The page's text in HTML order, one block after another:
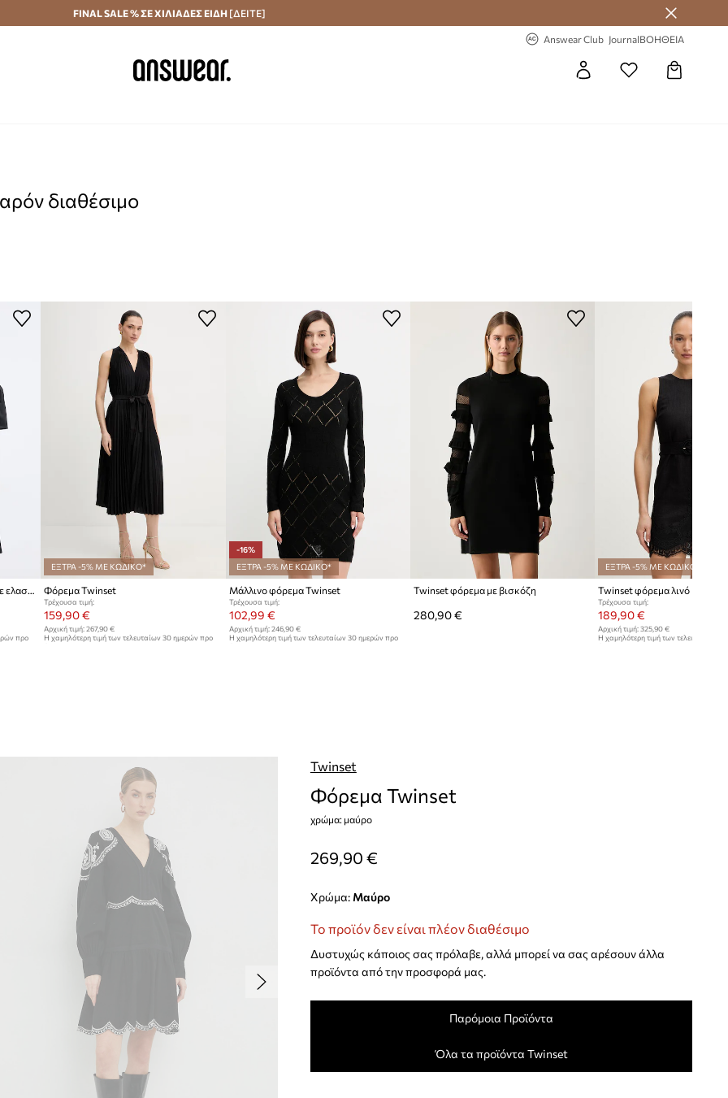
Αποστολή σε 24 ώρες Εξοικονομήστε με το Answear Club
FINAL SALE % ΣΕ ΧΙΛΙΑΔΕΣ ΕΙΔΗ [ΔΕΙΤΕ]
Answear Club JournalΒΟΗΘΕΙΑ
διαθέσιμο
Twinset Καλοκαιρινό βαμβάκι με ελαστάν
προ
ΕΞΤΡΑ -5% ΜΕ ΚΩΔΙΚΟ*
Φόρεμα Twinset
Τρέχουσα τιμή:
159,90 €
Αρχική τιμή: 267,90 €
Η χαμηλότερη τιμή των τελευταίων 30 ημερών προ
-16%
ΕΞΤΡΑ -5% ΜΕ ΚΩΔΙΚΟ*
Μάλλινο φόρεμα Twinset
Τρέχουσα τιμή:
102,99 €
Αρχική τιμή: 246,90 €
Η χαμηλότερη τιμή των τελευταίων 30 ημερών προ
Twinset φόρεμα με βισκόζη
280,90 €
ΕΞΤΡΑ -5% ΜΕ ΚΩΔΙΚΟ*
Twinset φόρεμα λινό
Τρέχουσα τιμή:
189,90 €
Αρχική τιμή: 325,90 €
Η χαμηλότερη τιμή των τελευταίων
Twinset
Φόρεμα Twinset
χρώμα: μαύρο
269,90 €
Χρώμα: μαύρο
Το προϊόν δεν είναι πλέον διαθέσιμο
Δυστυχώς κάποιος σας πρόλαβε, αλλά μπορεί να σας αρέσουν άλλα
προϊόντα από την προσφορά μας.
Παρόμοια Προϊόντα
Όλα τα προϊόντα Twinset